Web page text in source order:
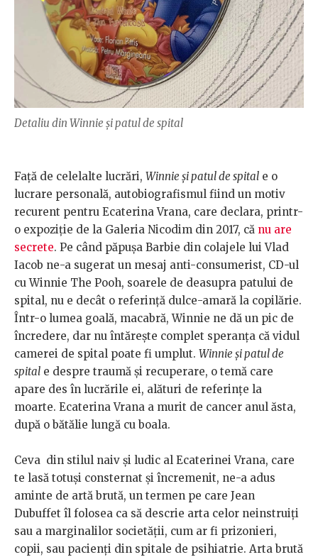
Detaliu din Winnie și patul de spital
Față de celelalte lucrări, Winnie și patul de spital e o
lucrare personală, autobiografismul fiind un motiv
recurent pentru Ecaterina Vrana, care declara, printr-
o expoziție de la Galeria Nicodim din 2017, că nu are
secrete. Pe când păpușa Barbie din colajele lui Vlad
Iacob ne-a sugerat un mesaj anti-consumerist, CD-ul
cu Winnie The Pooh, soarele de deasupra patului de
spital, nu e decât o referință dulce-amară la copilărie.
Într-o lumea goală, macabră, Winnie ne dă un pic de
încredere, dar nu întărește complet speranța că vidul
camerei de spital poate fi umplut. Winnie și patul de
spital e despre traumă și recuperare, o temă care
apare des în lucrările ei, alături de referințe la
moarte. Ecaterina Vrana a murit de cancer anul ăsta,
după o bătălie lungă cu boala.
Ceva din stilul naiv și ludic al Ecaterinei Vrana, care
te lasă totuși consternat și încremenit, ne-a adus
aminte de artă brută, un termen pe care Jean
Dubuffet îl folosea ca să descrie arta celor neinstruiți
sau a marginalilor societății, cum ar fi prizonieri,
copii, sau pacienți din spitale de psihiatrie. Arta brută